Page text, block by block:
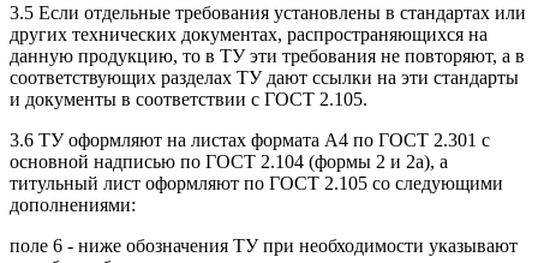
3.5 Если отдельные требования установлены в стандартах или
других технических документах, распространяющихся на
данную продукцию, то в ТУ эти требования не повторяют, а в
соответствующих разделах ТУ дают ссылки на эти стандарты
и документы в соответствии с ГОСТ 2.105.
3.6 ТУ оформляют на листах формата А4 по ГОСТ 2.301 с
основной надписью по ГОСТ 2.104 (формы 2 и 2а), а
титульный лист оформляют по ГОСТ 2.105 со следующими
дополнениями:
поле 6 - ниже обозначения ТУ при необходимости указывают